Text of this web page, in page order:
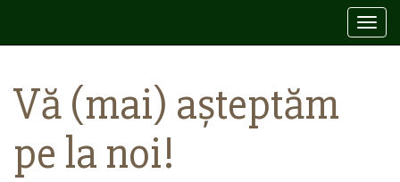
Vă (mai) așteptăm
pe la noi!